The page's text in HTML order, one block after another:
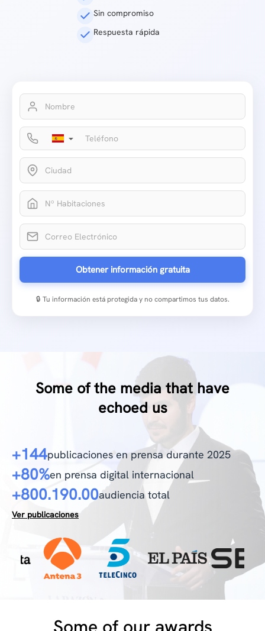
Sin compromiso
Respuesta rápida
▼
Obtener información gratuita
🔒 Tu información está protegida y no compartimos tus datos.
Some of the media that have
echoed us
+144publicaciones en prensa durante 2025
+80%en prensa digital internacional
+800.190.00audiencia total
Ver publicaciones